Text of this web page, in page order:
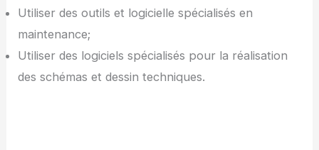
Utiliser des outils et logicielle spécialisés en
maintenance;
Utiliser des logiciels spécialisés pour la réalisation
des schémas et dessin techniques.